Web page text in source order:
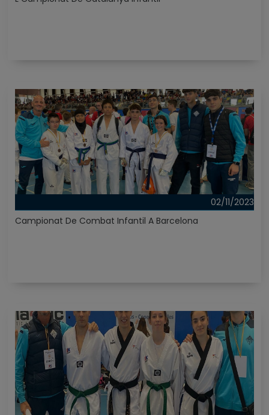
02/11/2023
Campionat De Combat Infantil A Barcelona